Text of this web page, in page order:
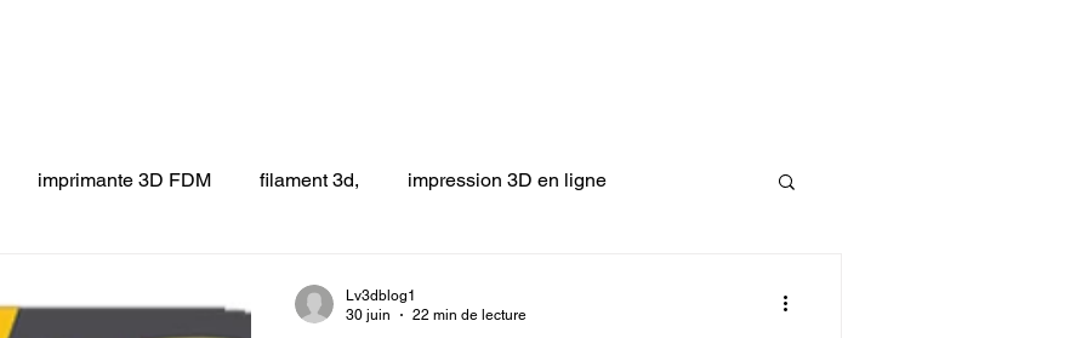
imprimante 3D FDM filament 3d, impression 3D en ligne
Lv3dblog1
30 juin
22 min de lecture